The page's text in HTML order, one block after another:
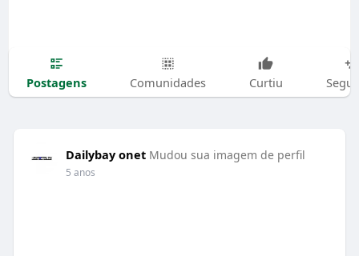
Postagens Comunidades Curtiu
Dailybay onet Mudou sua imagem de perfil
5 anos